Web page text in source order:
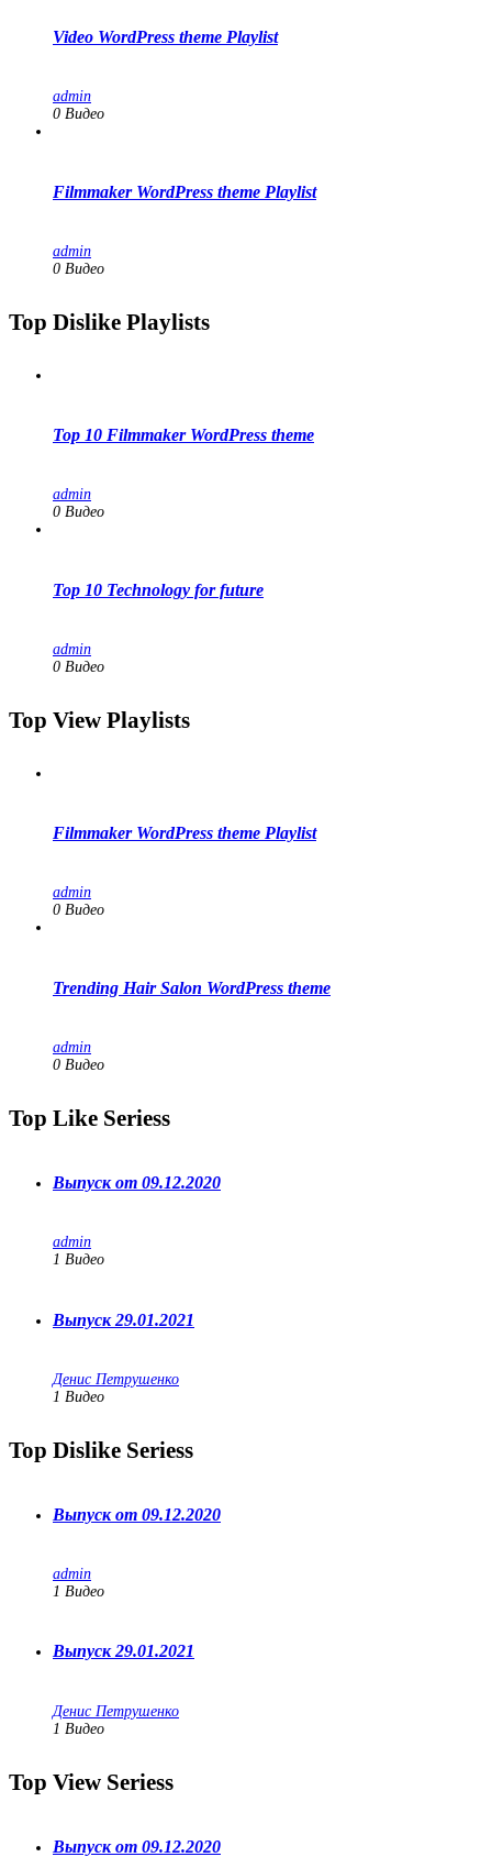
Video WordPress theme Playlist
admin
0 Видео
Filmmaker WordPress theme Playlist
admin
0 Видео
Top Dislike Playlists
Top 10 Filmmaker WordPress theme
admin
0 Видео
Top 10 Technology for future
admin
0 Видео
Top View Playlists
Filmmaker WordPress theme Playlist
admin
0 Видео
Trending Hair Salon WordPress theme
admin
0 Видео
Top Like Seriess
Выпуск от 09.12.2020
admin
1 Видео
Выпуск 29.01.2021
Денис Петрушенко
1 Видео
Top Dislike Seriess
Выпуск от 09.12.2020
admin
1 Видео
Выпуск 29.01.2021
Денис Петрушенко
1 Видео
Top View Seriess
Выпуск от 09.12.2020